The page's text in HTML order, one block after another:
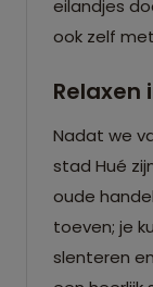
eilandjes
ook zelf
Relaxen
Nadat we
stad Hué
oude
toeven; je
slenteren